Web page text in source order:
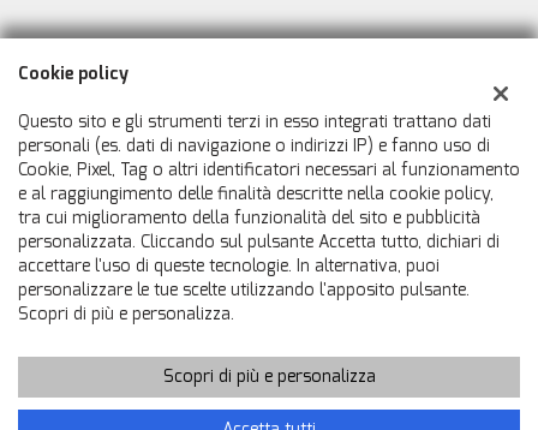
Dati fiscali:
Automobili Low Cost Srls
Via Biturgense n. 74, Cerbara, Città di Castello (PG)
C.F/P.IVA:02546800414
Registro delle imprese:PG
Copyright © 2026 GestionaleAuto.com S.r.l., Tutti i diritti riservati
-Leggi l'informativa sulla privacy-Cookie Policy
Cookie policy
Questo sito e gli strumenti terzi in esso integrati trattano dati
personali (es. dati di navigazione o indirizzi IP) e fanno uso di
Cookie, Pixel, Tag o altri identificatori necessari al funzionamento
e al raggiungimento delle finalità descritte nella cookie policy,
tra cui miglioramento della funzionalità del sito e pubblicità
personalizzata. Cliccando sul pulsante Accetta tutto, dichiari di
accettare l'uso di queste tecnologie. In alternativa, puoi
personalizzare le tue scelte utilizzando l'apposito pulsante.
Scopri di più e personalizza.
Scopri di più e personalizza